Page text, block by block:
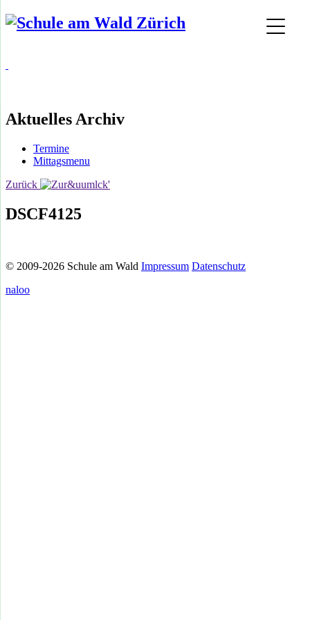
Aktuelles Archiv
Termine
Mittagsmenu
Zurück
DSCF4125
© 2009-2026 Schule am Wald Impressum Datenschutz
naloo